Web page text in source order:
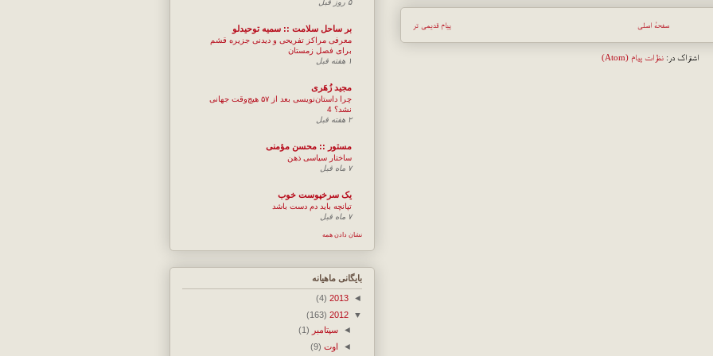
پیام قدیمی تر صفحهٔ اصلی
اشتراک در:نظرات پیام (Atom)
بر ساحل سلامت :: سمیه توحیدلو
معرفی مراکز تفریحی و دیدنی جزیره قشم
برای فصل زمستان
۱ هفته قبل
مجيد زُهَری
چرا داستان‌نویسی بعد از ۵۷ هیچ‌وقت جهانی
نشد؟ 4
۲ هفته قبل
مستور :: محسن مؤمنی
ساختار سیاسی ذهن
۷ ماه قبل
یک سرخپوست خوب
تپانچه باید دم دست باشد
۷ ماه قبل
نشان دادن همه
بایگانی ماهیانه
◄
2013
(4)
▼
2012
(163)
◄سپتامبر (1)
◄ اوت (9)